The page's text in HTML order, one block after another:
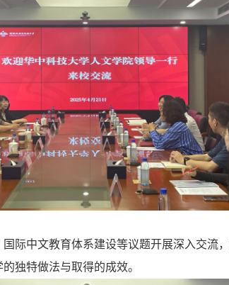
际中文教育体系建设等议题开展深入交流，
独特做法与取得的成效。